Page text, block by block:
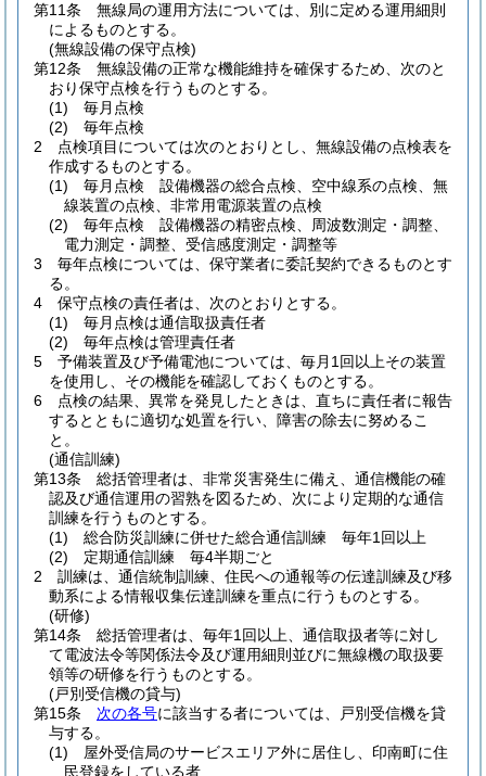
第11条
無線局の運用方法については、別に定める運用細則
によるものとする。
(無線設備の保守点検)
第12条
無線設備の正常な機能維持を確保するため、次のと
おり保守点検を行うものとする。
(1)
毎月点検
(2)
毎年点検
2
点検項目については次のとおりとし、無線設備の点検表を
作成するものとする。
(1)
毎月点検 設備機器の総合点検、空中線系の点検、無
線装置の点検、非常用電源装置の点検
(2)
毎年点検 設備機器の精密点検、周波数測定・調整、
電力測定・調整、受信感度測定・調整等
3
毎年点検については、保守業者に委託契約できるものとす
る。
4
保守点検の責任者は、次のとおりとする。
(1)
毎月点検は通信取扱責任者
(2)
毎年点検は管理責任者
5
予備装置及び予備電池については、毎月1回以上その装置
を使用し、その機能を確認しておくものとする。
6
点検の結果、異常を発見したときは、直ちに責任者に報告
するとともに適切な処置を行い、障害の除去に努めるこ
と。
(通信訓練)
第13条
総括管理者は、非常災害発生に備え、通信機能の確
認及び通信運用の習熟を図るため、次により定期的な通信
訓練を行うものとする。
(1)
総合防災訓練に併せた総合通信訓練 毎年1回以上
(2)
定期通信訓練 毎4半期ごと
2
訓練は、通信統制訓練、住民への通報等の伝達訓練及び移
動系による情報収集伝達訓練を重点に行うものとする。
(研修)
第14条
総括管理者は、毎年1回以上、通信取扱者等に対し
て電波法令等関係法令及び運用細則並びに無線機の取扱要
領等の研修を行うものとする。
(戸別受信機の貸与)
第15条
次の各号に該当する者については、戸別受信機を貸
与する。
(1)
屋外受信局のサービスエリア外に居住し、印南町に住
民登録をしている者